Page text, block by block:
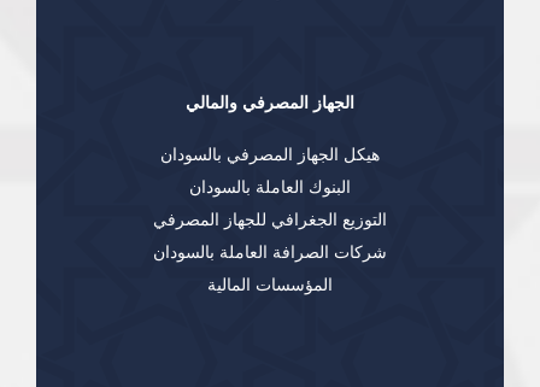
الجهاز المصرفي والمالي
هيكل الجهاز المصرفي بالسودان
البنوك العاملة بالسودان
التوزيع الجغرافي للجهاز المصرفي
شركات الصرافة العاملة بالسودان
المؤسسات المالية